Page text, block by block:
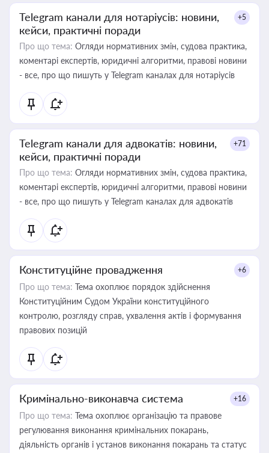
Telegram канали для нотаріусів: новини,
кейси, практичні поради
+5
Про що тема: Огляди нормативних змін, судова практика,
коментарі експертів, юридичні алгоритми, правові новини
- все, про що пишуть у Telegram каналах для нотаріусів
Telegram канали для адвокатів: новини,
кейси, практичні поради
+71
Про що тема: Огляди нормативних змін, судова практика,
коментарі експертів, юридичні алгоритми, правові новини
- все, про що пишуть у Telegram каналах для адвокатів
Конституційне провадження +6
Про що тема: Тема охоплює порядок здійснення
Конституційним Судом України конституційного
контролю, розгляду справ, ухвалення актів і формування
правових позицій
Кримінально-виконавча система +16
Про що тема: Тема охоплює організацію та правове
регулювання виконання кримінальних покарань,
діяльність органів і установ виконання покарань та статус